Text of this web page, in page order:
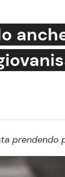
Salute